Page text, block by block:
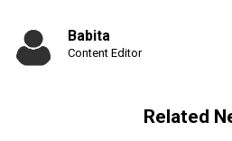
Babita
Content Editor
Related